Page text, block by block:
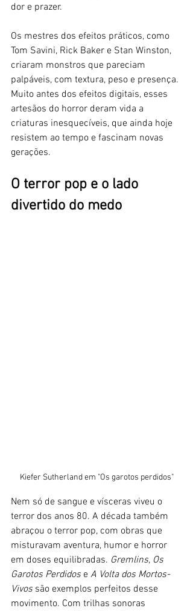
dor e prazer.
Os mestres dos efeitos práticos, como
Tom Savini, Rick Baker e Stan Winston,
criaram monstros que pareciam
palpáveis, com textura, peso e presença.
Muito antes dos efeitos digitais, esses
artesãos do horror deram vida a
criaturas inesquecíveis, que ainda hoje
resistem ao tempo e fascinam novas
gerações.
O terror pop e o lado
divertido do medo
Kiefer Sutherland em "Os garotos perdidos"
Nem só de sangue e vísceras viveu o
terror dos anos 80. A década também
abraçou o terror pop, com obras que
misturavam aventura, humor e horror
em doses equilibradas. Gremlins, Os
Garotos Perdidos e A Volta dos Mortos-
Vivos são exemplos perfeitos desse
movimento. Com trilhas sonoras